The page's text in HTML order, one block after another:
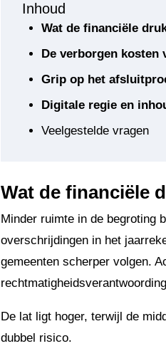
Inhoud
Wat de financiële
De verborgen kosten
Grip op het
Digitale regie en
Veelgestelde vragen
Wat de financiële
Minder ruimte in de begroting
overschrijdingen in het
gemeenten scherper volgen.
De lat ligt hoger, terwijl de
dubbel risico.